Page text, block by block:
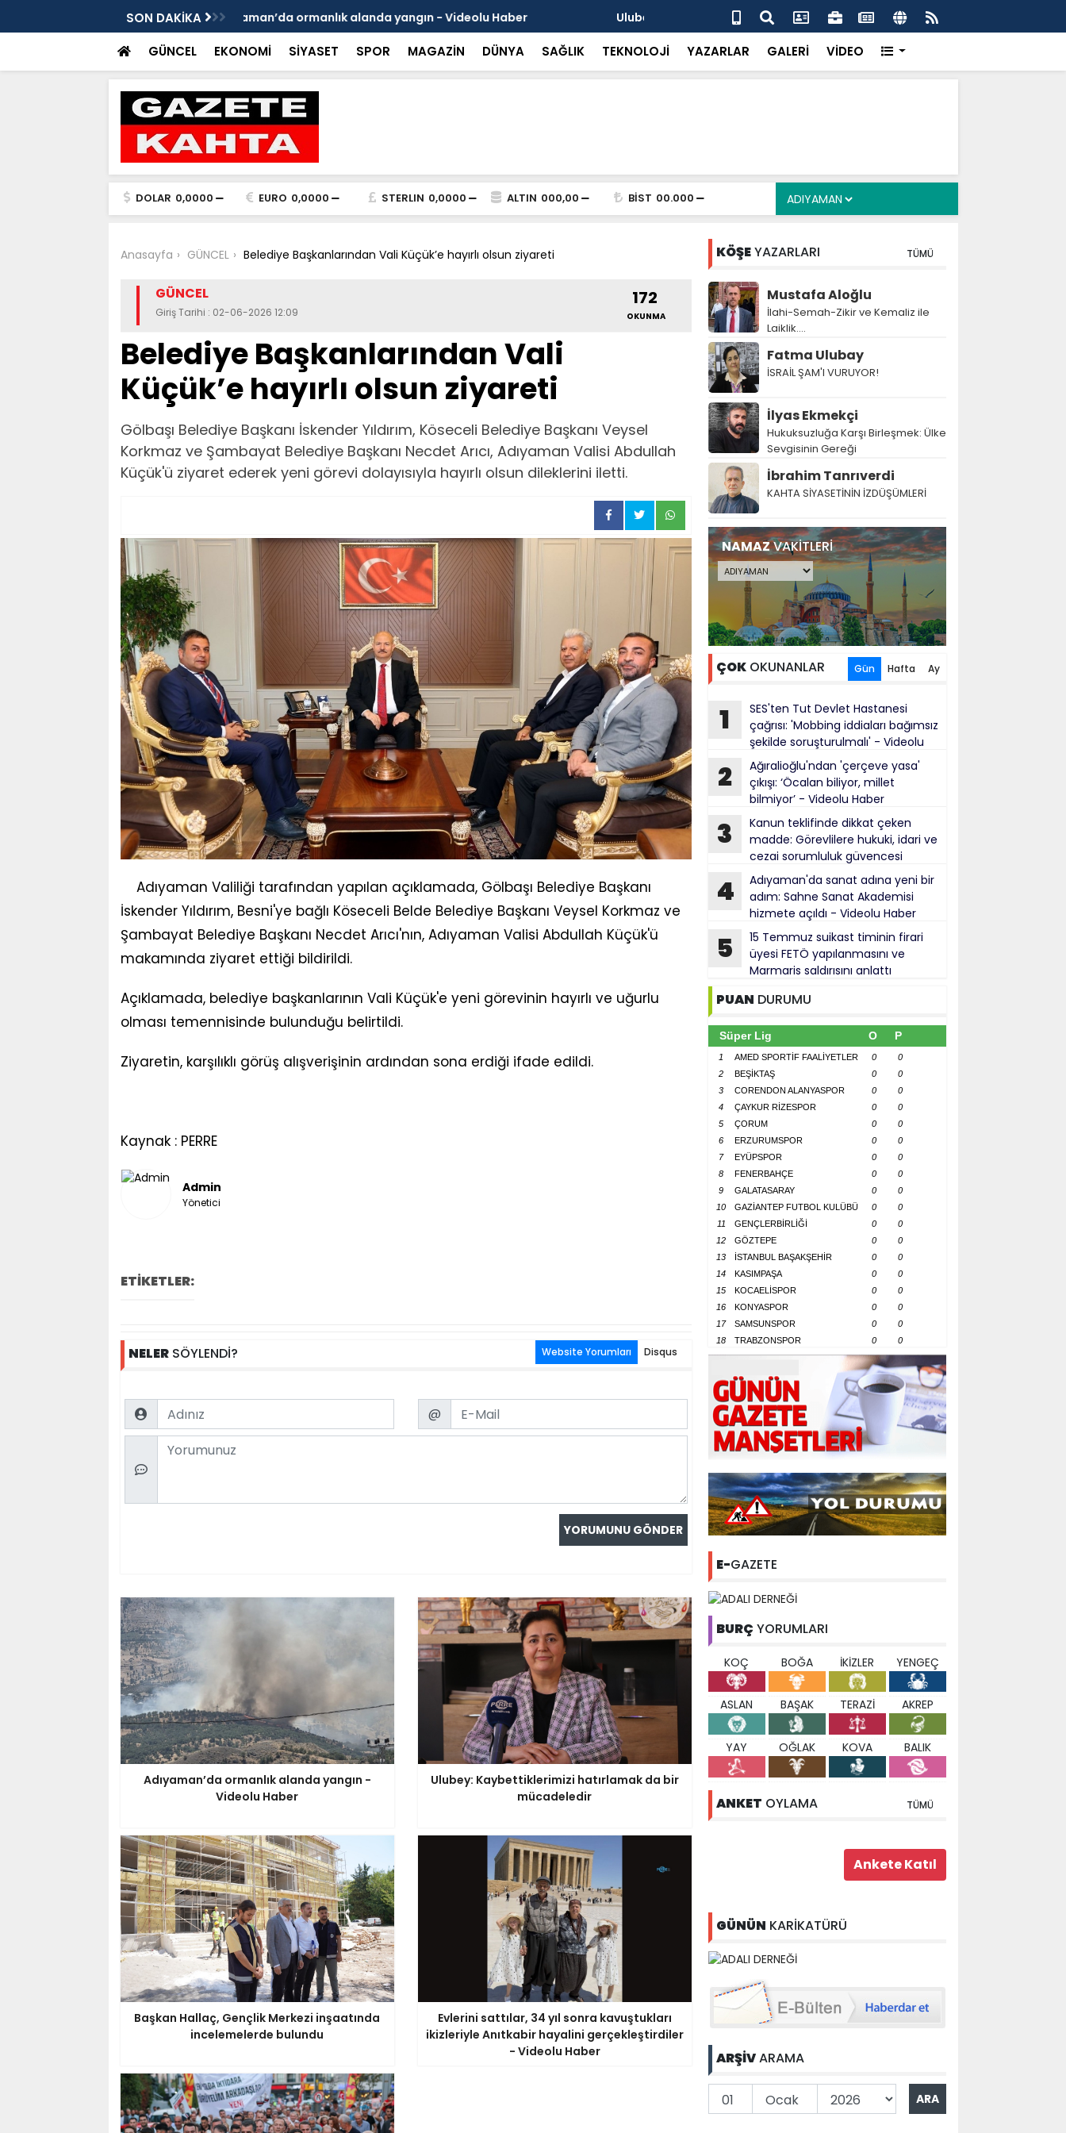
SON DAKİKA
yangın - Videolu Haber Ulubey: Kaybettiklerimizi hatırlamak da bir mücadeledir Başkan Hallaç, Gençlik Merkezi inşaatında incelemelerde bulundu
GÜNCEL EKONOMİ SİYASET SPOR MAGAZİN DÜNYA SAĞLIK TEKNOLOJİ YAZARLAR GALERİ VİDEO
DOLAR 0,0000 EURO 0,0000 STERLIN 0,0000 ALTIN 000,00 BİST 00.000
Anasayfa GÜNCEL Belediye Başkanlarından Vali Küçük’e hayırlı olsun ziyareti
GÜNCEL
Giriş Tarihi : 02-06-2026 12:09
172
OKUNMA
Belediye Başkanlarından Vali
Küçük’e hayırlı olsun ziyareti
Gölbaşı Belediye Başkanı İskender Yıldırım, Köseceli Belediye Başkanı Veysel
Korkmaz ve Şambayat Belediye Başkanı Necdet Arıcı, Adıyaman Valisi Abdullah
Küçük'ü ziyaret ederek yeni görevi dolayısıyla hayırlı olsun dileklerini iletti.
Adıyaman Valiliği tarafından yapılan açıklamada, Gölbaşı Belediye Başkanı
İskender Yıldırım, Besni'ye bağlı Köseceli Belde Belediye Başkanı Veysel Korkmaz ve
Şambayat Belediye Başkanı Necdet Arıcı'nın, Adıyaman Valisi Abdullah Küçük'ü
makamında ziyaret ettiği bildirildi.
Açıklamada, belediye başkanlarının Vali Küçük'e yeni görevinin hayırlı ve uğurlu
olması temennisinde bulunduğu belirtildi.
Ziyaretin, karşılıklı görüş alışverişinin ardından sona erdiği ifade edildi.
Kaynak : PERRE
Admin
Yönetici
ETİKETLER:
NELERSÖYLENDİ? Website Yorumları Disqus
Name Email
@
Comment
Adıyaman’da ormanlık alanda yangın -
Videolu Haber
Ulubey: Kaybettiklerimizi hatırlamak da bir
mücadeledir
Başkan Hallaç, Gençlik Merkezi inşaatında
incelemelerde bulundu
Evlerini sattılar, 34 yıl sonra kavuştukları
ikizleriyle Anıtkabir hayalini gerçekleştirdiler
- Videolu Haber
KÖŞEYAZARLARI TÜMÜ
Mustafa Aloğlu
İlahi-Semah-Zikir ve Kemaliz ile
Laiklik….
Fatma Ulubay
İSRAİL ŞAM'I VURUYOR!
İlyas Ekmekçi
Hukuksuzluğa Karşı Birleşmek: Ülke
Sevgisinin Gereği
İbrahim Tanrıverdi
KAHTA SİYASETİNİN İZDÜŞÜMLERİ
NAMAZVAKİTLERİ
ÇOKOKUNANLAR Gün Hafta Ay
1
SES'ten Tut Devlet Hastanesi
çağrısı: 'Mobbing iddiaları bağımsız
şekilde soruşturulmalı' - Videolu
2
Ağıralioğlu'ndan 'çerçeve yasa'
çıkışı: ‘Öcalan biliyor, millet
bilmiyor’ - Videolu Haber
3
Kanun teklifinde dikkat çeken
madde: Görevlilere hukuki, idari ve
cezai sorumluluk güvencesi
4
Adıyaman'da sanat adına yeni bir
adım: Sahne Sanat Akademisi
hizmete açıldı - Videolu Haber
5
15 Temmuz suikast timinin firari
üyesi FETÖ yapılanmasını ve
Marmaris saldırısını anlattı
PUAN DURUMU
Süper Lig O P
1 AMED SPORTİF FAALİYETLER 0
0
2
BEŞİKTAŞ 0
0
3
CORENDON ALANYASPOR 0
0
4
ÇAYKUR RİZESPOR 0
0
5
ÇORUM 0
0
6
ERZURUMSPOR 0
0
7
EYÜPSPOR 0
0
8
FENERBAHÇE 0
0
9
GALATASARAY 0
0
10
GAZİANTEP FUTBOL KULÜBÜ 0
0
11
GENÇLERBİRLİĞİ 0
0
12
GÖZTEPE 0
0
13
İSTANBUL BAŞAKŞEHİR 0
0
14
KASIMPAŞA 0
0
15
KOCAELİSPOR 0
0
16
KONYASPOR 0
0
17
SAMSUNSPOR 0
0
18
TRABZONSPOR 0 0
E-GAZETE
BURÇ YORUMLARI
KOÇ BOĞA İKİZLER YENGEÇ
ASLAN BAŞAK TERAZİ AKREP
YAY OĞLAK KOVA BALIK
ANKET OYLAMA TÜMÜ
GÜNÜN KARİKATÜRÜ
ARŞİVARAMA